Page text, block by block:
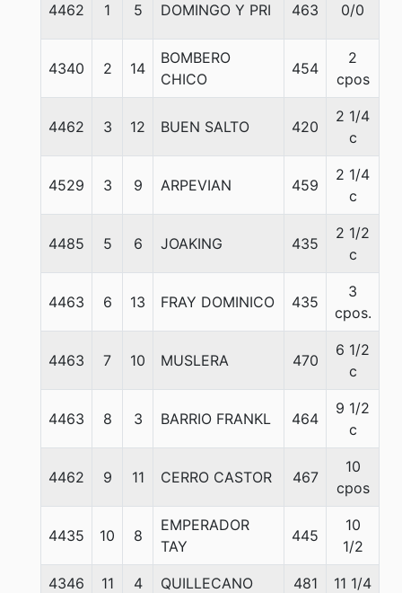
4462 1 5 DOMINGO Y PRI 463 0/0
4340 2 14
BOMBERO
CHICO
454
2
cpos
4462 3 12 BUEN SALTO 420
2 1/4
c
4529 3 9 ARPEVIAN 459
2 1/4
c
4485 5 6 JOAKING 435
2 1/2
c
4463 6 13 FRAY DOMINICO 435
3
cpos.
4463 7 10 MUSLERA 470
6 1/2
c
4463 8 3 BARRIO FRANKL 464
9 1/2
c
4462 9 11 CERRO CASTOR 467
10
cpos
4435 10 8
EMPERADOR
TAY
445
10
1/2
4346 11 4 QUILLECANO 481 11 1/4